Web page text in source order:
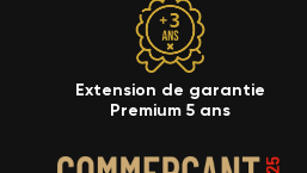
Extension de garantie
Premium 5 ans